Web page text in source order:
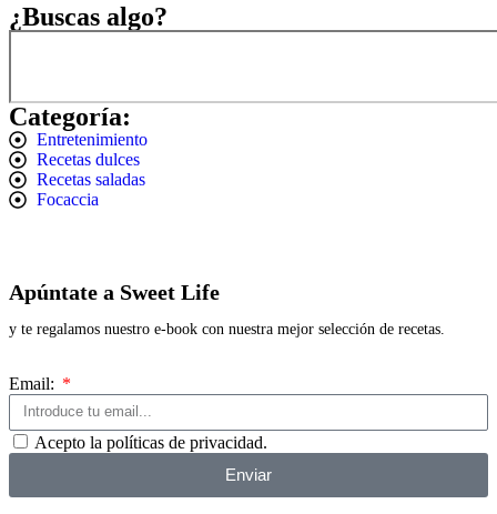
¿Buscas algo?
Categoría:
Entretenimiento
Recetas dulces
Recetas saladas
Focaccia
Apúntate a Sweet Life
y te regalamos nuestro e-book con nuestra mejor selección de recetas.
Email:
Acepto la políticas de privacidad.
Enviar